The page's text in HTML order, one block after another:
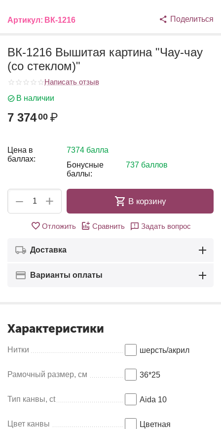
Артикул: ВК-1216 Поделиться
ВК-1216 Вышитая картина "Чау-чау
(со стеклом)"
Написать отзыв
В наличии
7 37400 ₽
Цена в
баллах:
7374 балла
Бонусные
баллы:
737 баллов
+
− В корзину
Отложить Сравнить Задать вопрос
Доставка
Варианты оплаты
Характеристики
Нитки шерсть/акрил
Рамочный размер, см 36*25
Тип канвы, ct Aida 10
Цвет канвы Цветная